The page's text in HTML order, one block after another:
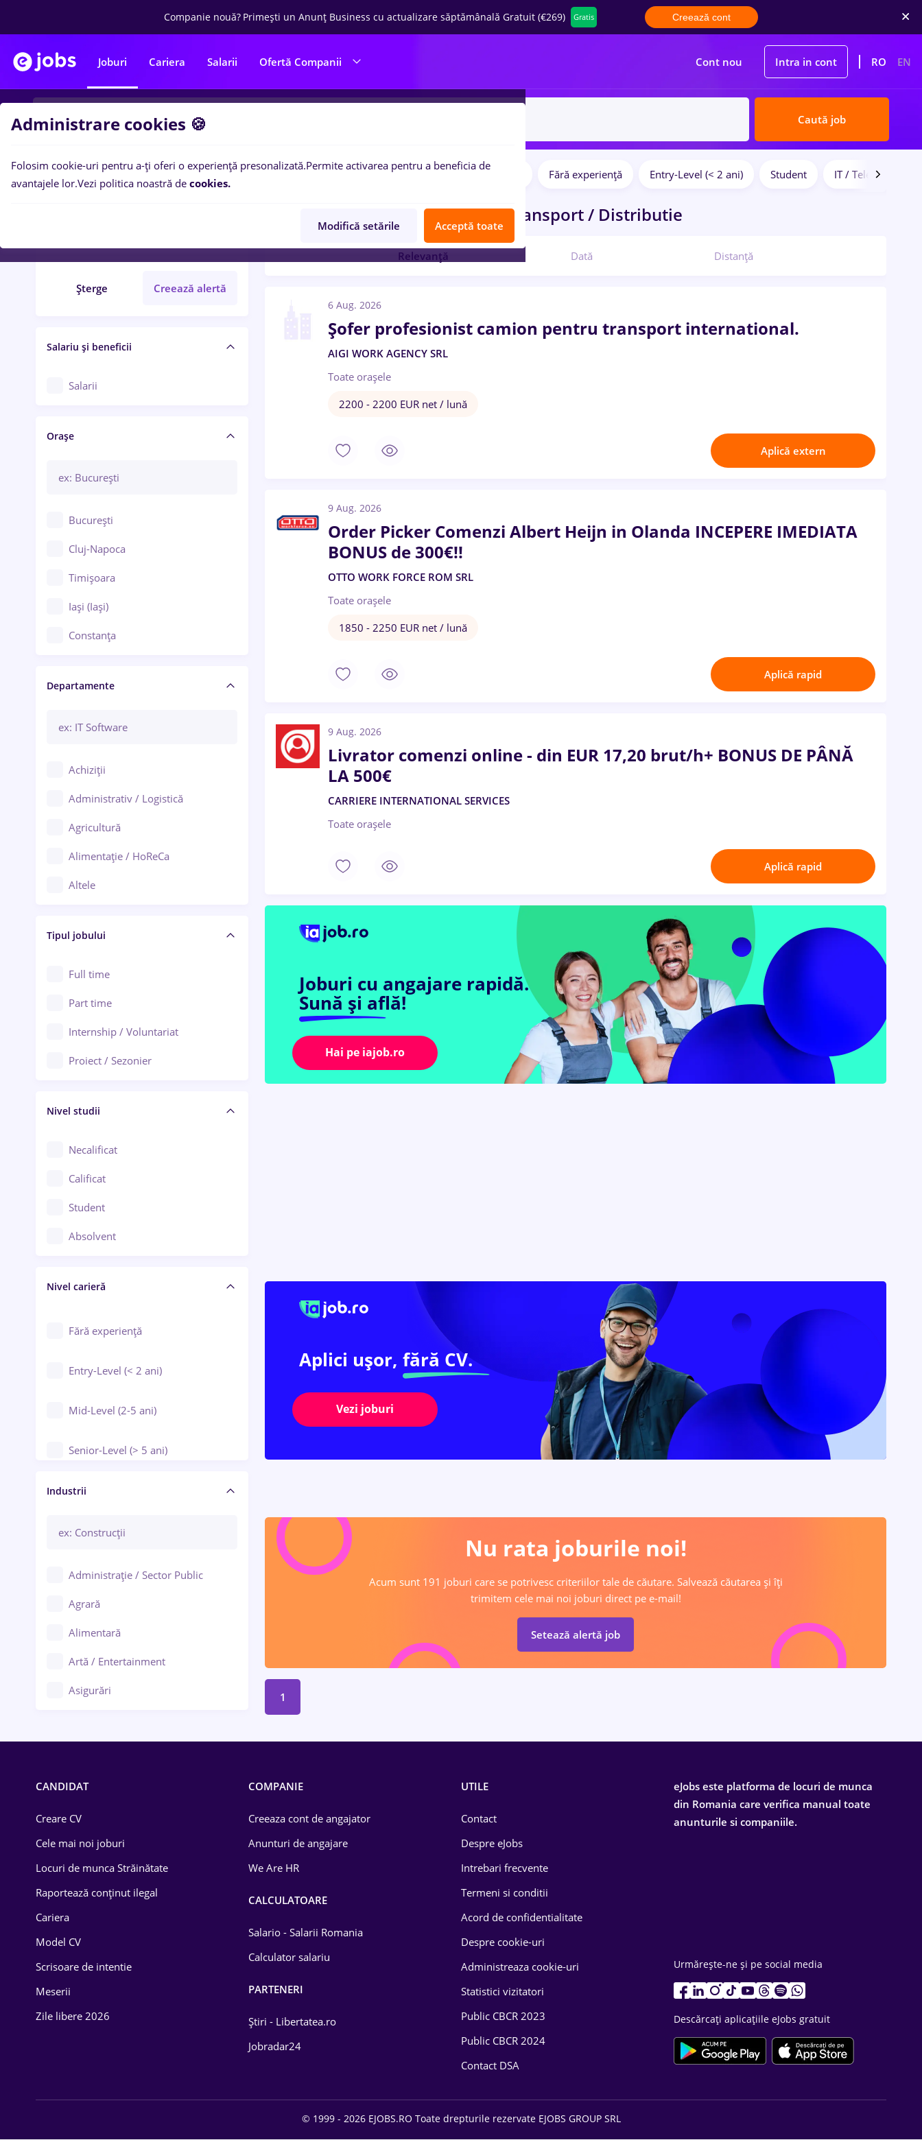
Companie nouă? Primești un Anunț Business cu actualizare săptămânală Gratuit (€269) Gratis Creează cont
Joburi Cariera Salarii Ofertă Companii Cont nou Intra in cont RO EN
Caută job
Filtre
Șterge Creează alertă
Salariu și beneficii
Salarii
Orașe
București
Cluj-Napoca
Timișoara
Iași (Iași)
Constanța
Brașov
Bacău
Galați (Galați)
Ploiești
Arad
Baia Mare
Bârlad
Bistrița (Bistrița-Năsăud)
Departamente
Achiziții
Administrativ / Logistică
Agricultură
Alimentație / HoReCa
Altele
Asigurări
Au pair / Babysitter / Curățenie
Audit / Consultanță
Auto / Echipamente
Automatizări
Cercetare - dezvoltare
Chimie / Biochimie
Confecții / Design vestimentar
Construcții / Instalații
Controlul calității
Educație / Training / Arte
Tipul jobului
Full time
Part time
Internship / Voluntariat
Proiect / Sezonier
Nivel studii
Necalificat
Calificat
Student
Absolvent
Nivel carieră
Fără experiență
Entry-Level (< 2 ani)
Mid-Level (2-5 ani)
Senior-Level (> 5 ani)
Manager / Executiv
Industrii
Administrație / Sector Public
Agrară
Alimentară
Artă / Entertainment
Asigurări
Drept
Educație / Training
Energetică
Farma
Fără experiență Entry-Level (< 2 ani) Student IT / Telecom
inBraziinTransport / Distributie
Relevanță Dată Distanță
6 Aug. 2026
Șofer profesionist camion pentru transport international.
AIGI WORK AGENCY SRL
Toate oraşele
2200 - 2200 EUR net / lună
Aplică extern
9 Aug. 2026
Order Picker Comenzi Albert Heijn in Olanda INCEPERE IMEDIATA
BONUS de 300€!!
OTTO WORK FORCE ROM SRL
Toate oraşele
1850 - 2250 EUR net / lună
Aplică rapid
9 Aug. 2026
Livrator comenzi online - din EUR 17,20 brut/h+ BONUS DE PÂNĂ
LA 500€
CARRIERE INTERNATIONAL SERVICES
Toate oraşele
Aplică rapid
Joburi cu angajare rapidă.
Sună și află!
Hai pe iajob.ro
Aplici ușor, fără CV.
Vezi joburi
Nu rata joburile noi!
Acum sunt 191 joburi care se potrivesc criteriilor tale de căutare. Salvează căutarea și îți
trimitem cele mai noi joburi direct pe e-mail!
Setează alertă job
1
CANDIDAT
Creare CV
Cele mai noi joburi
Locuri de munca Străinătate
Raportează conținut ilegal
Cariera
Model CV
Scrisoare de intentie
Meserii
Zile libere 2026
COMPANIE
Creeaza cont de angajator
Anunturi de angajare
We Are HR
CALCULATOARE
Salario - Salarii Romania
Calculator salariu
PARTENERI
Știri - Libertatea.ro
Jobradar24
UTILE
Contact
Despre eJobs
Intrebari frecvente
Termeni si conditii
Acord de confidentialitate
Despre cookie-uri
Administreaza cookie-uri
Statistici vizitatori
Public CBCR 2023
Public CBCR 2024
Contact DSA
eJobs este platforma de locuri de munca
din Romania care verifica manual toate
anunturile si companiile.
Urmărește-ne și pe social media
Descărcați aplicațiile eJobs gratuit
© 1999 - 2026 EJOBS.RO Toate drepturile rezervate EJOBS GROUP SRL
Administrare cookies 🍪
Folosim cookie-uri pentru a-ți oferi o experiență presonalizată.Permite activarea pentru a beneficia de
avantajele lor.Vezi politica noastră de cookies.
Modifică setările Acceptă toate